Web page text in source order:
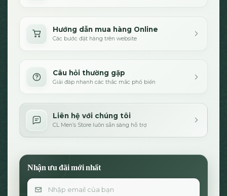
Hướng dẫn mua hàng Online
Các bước đặt hàng trên website
Câu hỏi thường gặp
Giải đáp nhanh các thắc mắc phổ biến
Liên hệ với chúng tôi
CL Men’s Store luôn sẵn sàng hỗ trợ
Nhận ưu đãi mới nhất
Email